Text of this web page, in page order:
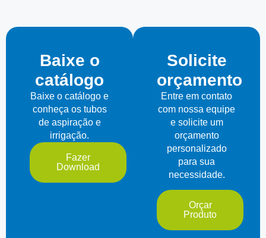
Baixe o
catálogo
Baixe o catálogo e
conheça os tubos
de aspiração e
irrigação.
Fazer
Download
Solicite
orçamento
Entre em contato
com nossa equipe
e solicite um
orçamento
personalizado
para sua
necessidade.
Orçar
Produto